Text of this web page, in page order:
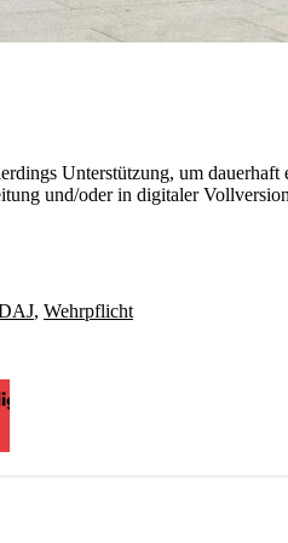
Unterstützung, um
und/oder in digitaler
, Wehrpflicht